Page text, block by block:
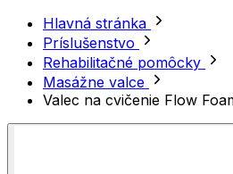
Hlavná stránka
Príslušenstvo
Rehabilitačné pomôcky
Masážne valce
Valec na cvičenie Flow